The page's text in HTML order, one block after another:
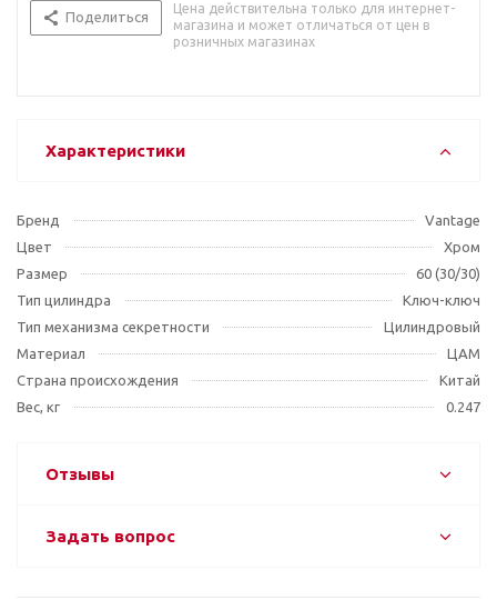
Поделиться
Цена действительна только для интернет-
магазина и может отличаться от цен в
розничных магазинах
Характеристики
Бренд
Vantage
Цвет
Хром
Размер
60 (30/30)
Тип цилиндра
Ключ-ключ
Тип механизма секретности
Цилиндровый
Материал
ЦАМ
Страна происхождения
Китай
Вес, кг
0.247
Отзывы
Задать вопрос